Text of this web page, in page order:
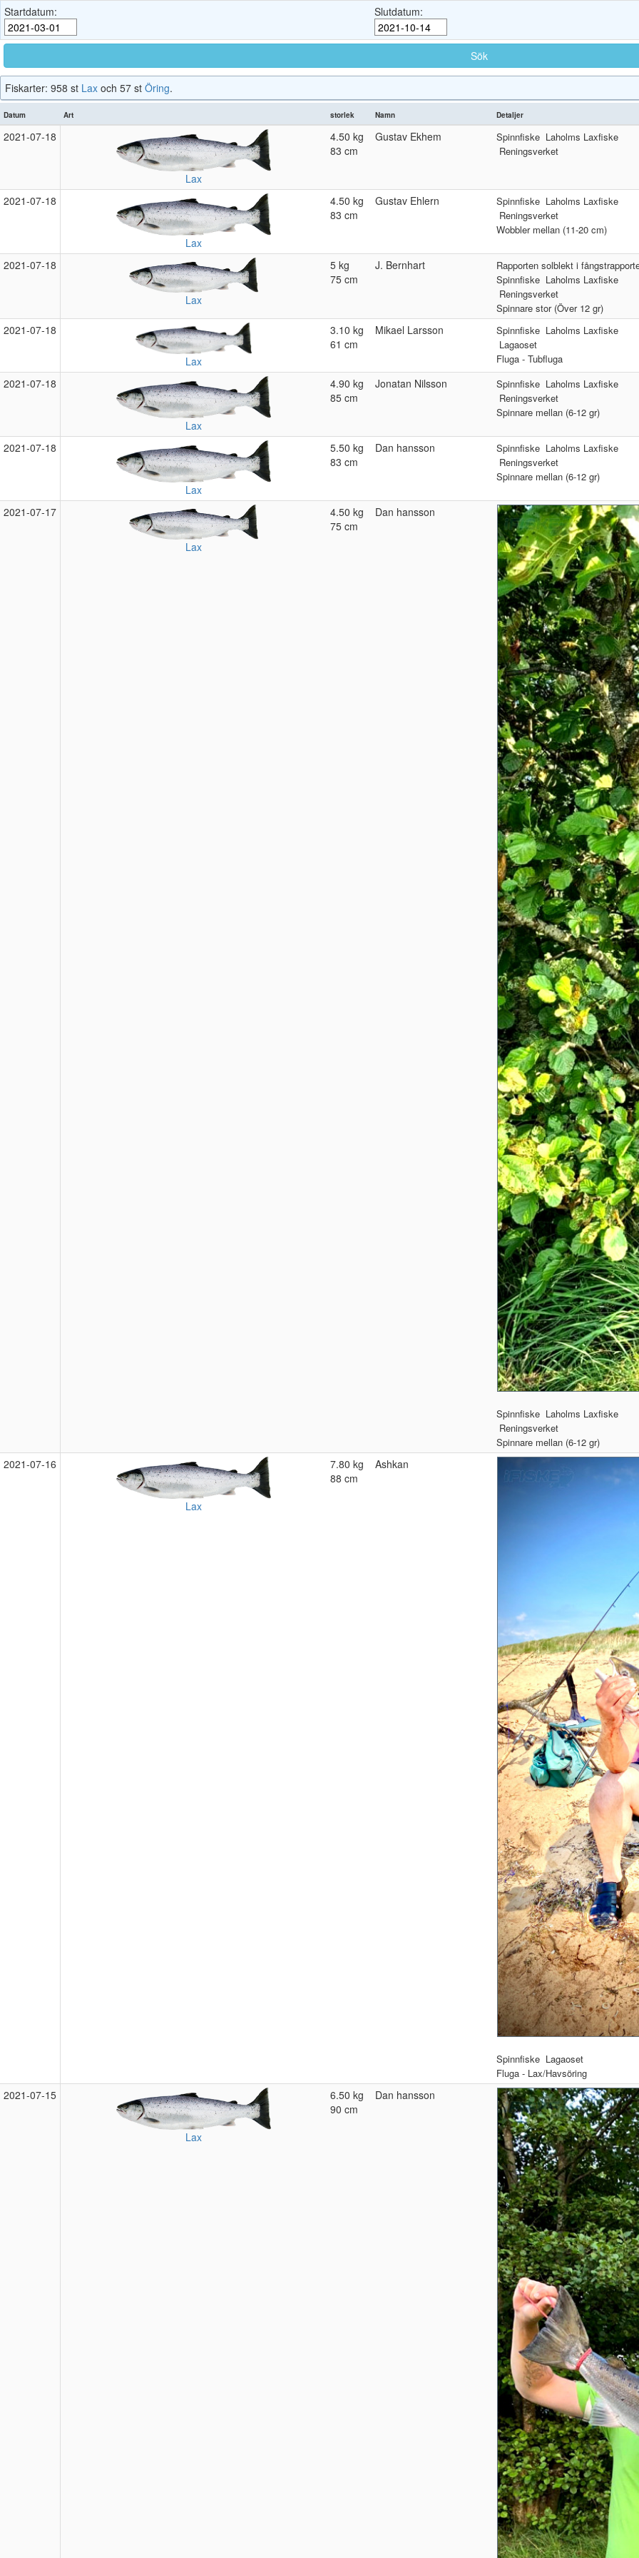
Startdatum: Slutdatum:
Fiskarter: 958 st Lax och 57 st Öring.
Datum Art storlek Namn Detaljer
2021‑07‑18
Lax
4.50 kg
83 cm
Gustav Ekhem Spinnfiske Laholms Laxfiske
Reningsverket
2021‑07‑18
Lax
4.50 kg
83 cm
Gustav Ehlern Spinnfiske Laholms Laxfiske
Reningsverket
Wobbler mellan (11-20 cm)
2021‑07‑18
Lax
5 kg
75 cm
J. Bernhart
Rapporten solblekt i
Spinnfiske Laholms Laxfiske
Reningsverket
Spinnare stor (Över 12 gr)
2021‑07‑18
Lax
3.10 kg
61 cm
Mikael Larsson Spinnfiske Laholms Laxfiske
Lagaoset
Fluga - Tubfluga
2021‑07‑18
Lax
4.90 kg
85 cm
Jonatan Nilsson Spinnfiske Laholms Laxfiske
Reningsverket
Spinnare mellan (6-12 gr)
2021‑07‑18
Lax
5.50 kg
83 cm
Dan hansson Spinnfiske Laholms Laxfiske
Reningsverket
Spinnare mellan (6-12 gr)
2021‑07‑17
Lax
4.50 kg
75 cm
Dan hansson
Spinnfiske Laholms Laxfiske
Reningsverket
Spinnare mellan (6-12 gr)
2021‑07‑16
Lax
7.80 kg
88 cm
Ashkan
Spinnfiske Lagaoset
Fluga - Lax/Havsöring
2021‑07‑15
Lax
6.50 kg
90 cm
Dan hansson